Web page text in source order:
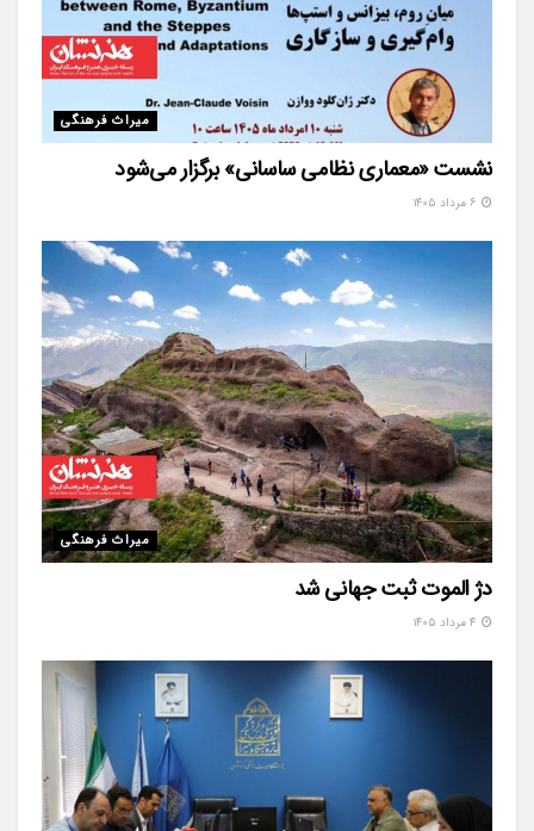
میراث فرهنگی
نشست «معماری نظامی ساسانی» برگزار می‌شود
میراث فرهنگی
دژ الموت ثبت جهانی شد